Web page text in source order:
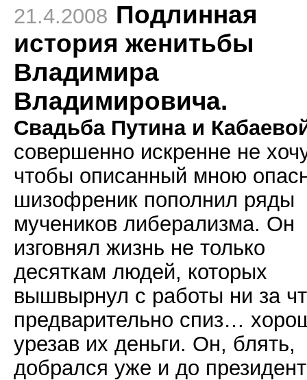
21.4.2008 Подлинная
история женитьбы
Владимира
Владимировича.
Свадьба Путина и
совершенно искренне не
чтобы описанный мною
шизофреник пополнил ряды
мучеников либерализма. Он
изговнял жизнь не только
десяткам людей, которых
вышвырнул с работы ни за
предварительно спиз…
урезав их деньги. Он, блять,
добрался уже и до